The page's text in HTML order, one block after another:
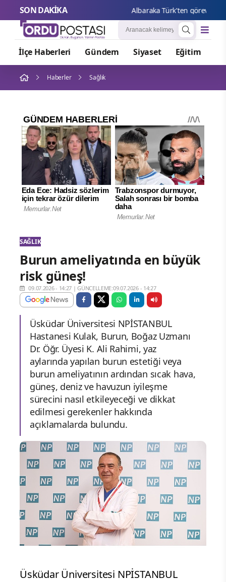
SON DAKİKA Albaraka Türk'ten görevden
İlçe Haberleri Gündem Siyaset Eğitim
Haberler Sağlık
SAĞLIK
Burun ameliyatında en büyük
risk güneş!
09.07.2026 - 14:27 |GÜNCELLEME:09.07.2026 - 14:27
Üsküdar Üniversitesi NPİSTANBUL
Hastanesi Kulak, Burun, Boğaz Uzmanı
Dr. Öğr. Üyesi K. Ali Rahimi, yaz
aylarında yapılan burun estetiği veya
burun ameliyatının ardından sıcak hava,
güneş, deniz ve havuzun iyileşme
sürecini nasıl etkileyeceği ve dikkat
edilmesi gerekenler hakkında
açıklamalarda bulundu.
Üsküdar Üniversitesi NPİSTANBUL